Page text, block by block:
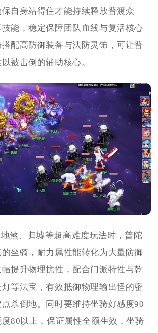
自身站得住才能持续释放普渡众
能，稳定保障团队血线与复活核心
配高防御装备与法防灵饰，可让普
被击倒的辅助核心。
煞、归墟等超高难度玩法时，普陀
坐骑，耐力属性能转化为大量防御
提升物理抗性，配合门派特性与乾
等法宝，有效抵御物理输出怪的密
杀倒地。同时要维持坐骑好感度90
80以上，保证属性全额生效，坐骑